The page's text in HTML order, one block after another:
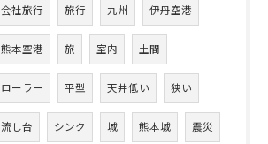
会社旅行 旅行 九州 伊丹空港
熊本空港 旅 室内 土間
ローラー 平型 天井低い 狭い
流し台 シンク 城 熊本城 震災